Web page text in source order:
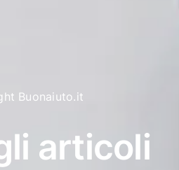
Buonaiuto.it
articoli